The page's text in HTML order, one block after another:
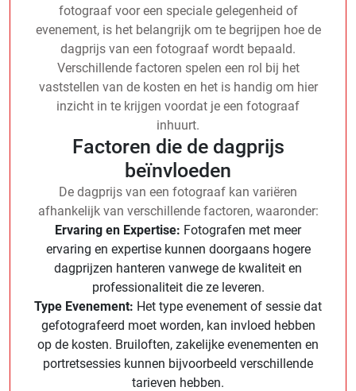
fotograaf voor een speciale gelegenheid of
evenement, is het belangrijk om te begrijpen hoe de
dagprijs van een fotograaf wordt bepaald.
Verschillende factoren spelen een rol bij het
vaststellen van de kosten en het is handig om hier
inzicht in te krijgen voordat je een fotograaf
inhuurt.
Factoren die de dagprijs
beïnvloeden
De dagprijs van een fotograaf kan variëren
afhankelijk van verschillende factoren, waaronder:
Ervaring en Expertise: Fotografen met meer
ervaring en expertise kunnen doorgaans hogere
dagprijzen hanteren vanwege de kwaliteit en
professionaliteit die ze leveren.
Type Evenement: Het type evenement of sessie dat
gefotografeerd moet worden, kan invloed hebben
op de kosten. Bruiloften, zakelijke evenementen en
portretsessies kunnen bijvoorbeeld verschillende
tarieven hebben.